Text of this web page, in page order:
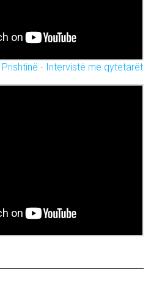
- Intervistë me qytetarët